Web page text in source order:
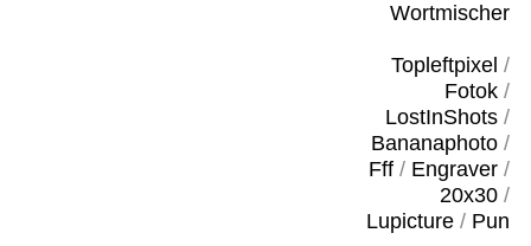
Wortmischer
Topleftpixel /
Fotok/
LostInShots/
Bananaphoto/
Fff/ Engraver/
20x30/
Lupicture/ Pun